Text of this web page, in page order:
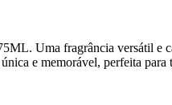
Uma fragrância versátil e
e memorável, perfeita para